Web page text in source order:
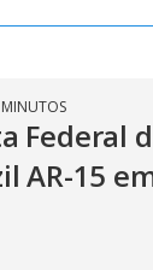
Federal
AR-15